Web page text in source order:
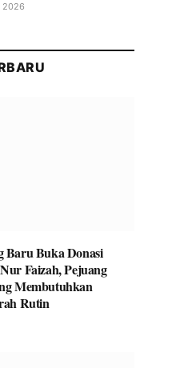
2026
Baru Buka Donasi
Faizah, Pejuang
Membutuhkan
Rutin